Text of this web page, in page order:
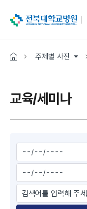
주제별 사진
교육/세미나